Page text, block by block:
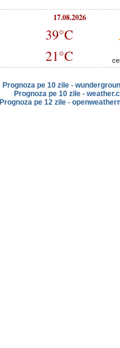
17.08.2026
39°C
21°C
Prognoza pe 10 zile -
Prognoza pe 10 zile -
Prognoza pe 12 zile -